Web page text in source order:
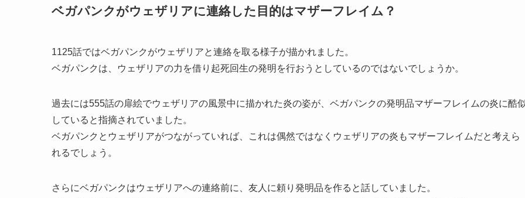
ベガパンクがウェザリアに連絡した目的はマザーフレイム？
1125話ではベガパンクがウェザリアと連絡を取る様子が描かれました。
ベガパンクは、ウェザリアの力を借り起死回生の発明を行おうとしているのではないでしょうか。
過去には555話の扉絵でウェザリアの風景中に描かれた炎の姿が、ベガパンクの発明品マザーフレイムの炎に酷
していると指摘されていました。
ベガパンクとウェザリアがつながっていれば、これは偶然ではなくウェザリアの炎もマザーフレイムだと考えら
れるでしょう。
さらにベガパンクはウェザリアへの連絡前に、友人に頼り発明品を作ると話していました。